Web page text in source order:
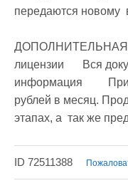
передаются новому
ДОПОЛНИТЕЛЬНАЯ ИНФОРМАЦИЯ
лицензии	Вся документация у  собственника в наличии и готова к осмотру. Дополнительная
информация	 Причина продажи – не хватает времени. Возможно взять бизнес в аренду – 80 000
рублей в месяц.
этапах, а  так же
ID 72511388